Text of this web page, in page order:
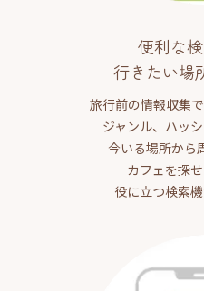
便利な
行きたい場
旅行前の情報収集
ジャンル、ハッ
今いる場所から
カフェを探
役に立つ検索